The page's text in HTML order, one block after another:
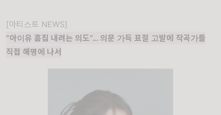
[아티스트 NEWS]
“아이유 흠집 내려는 의도”… 의문 가득 표절 고발에 작곡가들
직접 해명에 나서